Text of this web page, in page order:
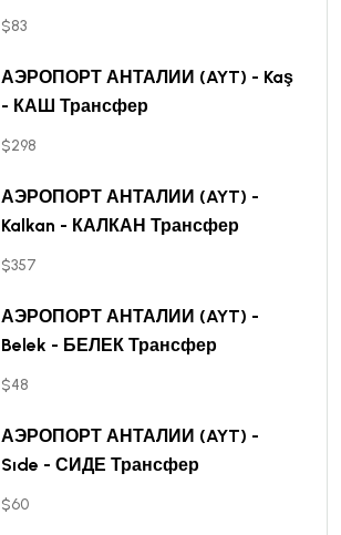
$83
АЭРОПОРТ АНТАЛИИ (AYT) - Kaş
- КАШ Трансфер
$298
АЭРОПОРТ АНТАЛИИ (AYT) -
Kalkan - КАЛКАН Трансфер
$357
АЭРОПОРТ АНТАЛИИ (AYT) -
Belek - БЕЛЕК Трансфер
$48
АЭРОПОРТ АНТАЛИИ (AYT) -
Sıde - СИДЕ Трансфер
$60